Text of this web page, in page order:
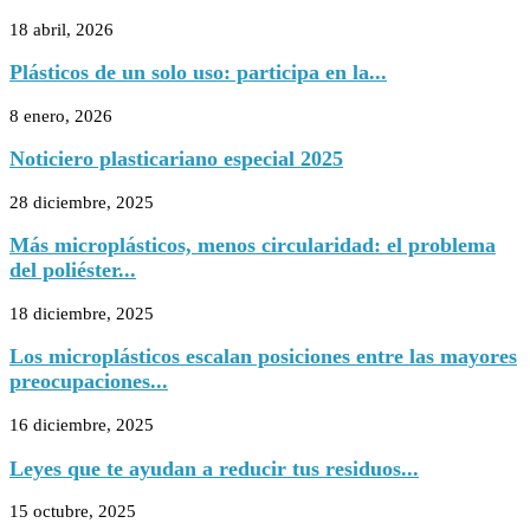
18 abril, 2026
Plásticos de un solo uso: participa en la...
8 enero, 2026
Noticiero plasticariano especial 2025
28 diciembre, 2025
Más microplásticos, menos circularidad: el problema
del poliéster...
18 diciembre, 2025
Los microplásticos escalan posiciones entre las mayores
preocupaciones...
16 diciembre, 2025
Leyes que te ayudan a reducir tus residuos...
15 octubre, 2025